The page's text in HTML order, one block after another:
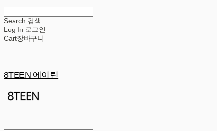
Search 검색
Log In 로그인
Cart장바구니
8TEEN 에이틴